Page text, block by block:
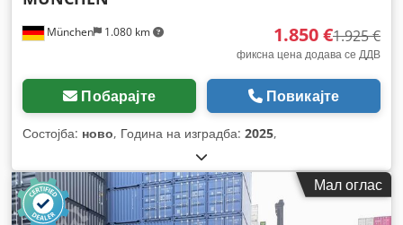
München 1.080 km 1.850 €1.925 €
фиксна цена додава се ДДВ
Побарајте Повикајте
Состојба: ново, Година на изградба: 2025,
Мал оглас